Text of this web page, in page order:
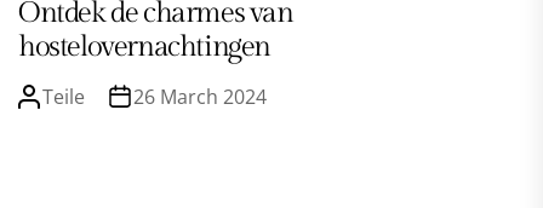
Ontdek de charmes van
hostelovernachtingen
Teile 26 March 2024